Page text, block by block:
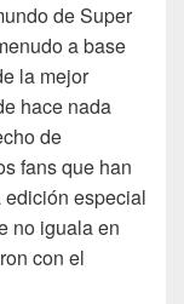
de Super
a base
la mejor
hace nada
de
fans que han
edición especial
no iguala en
con el